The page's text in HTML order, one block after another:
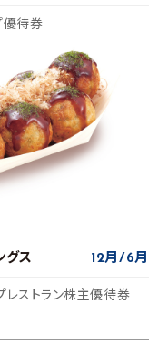
優待券
グス 12月 6月
ストラン株主優待券